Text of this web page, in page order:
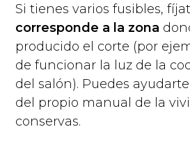
Si tienes varios fusibles,
corresponde a la zona
producido el corte (por
de funcionar la luz de la
del salón). Puedes
del propio manual de la
conservas.